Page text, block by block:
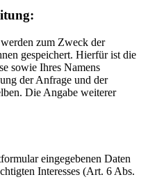
zum Zweck der
gespeichert. Hierfür ist die
sowie Ihres Namens
der Anfrage und der
Die Angabe weiterer
eingegebenen Daten
Interesses (Art. 6 Abs.